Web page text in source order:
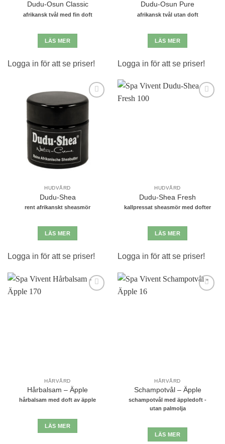
Dudu-Osun Classic
afrikansk tvål med fin doft
LÄS MER
Logga in för att se priser!
Dudu-Osun Pure
afrikansk tvål utan doft
LÄS MER
Logga in för att se priser!
Lägg till i
HUDVÅRD
Dudu-Shea
rent afrikanskt sheasmör
LÄS MER
Logga in för att se priser!
HUDVÅRD
Dudu-Shea Fresh
kallpressat sheasmör med dofter
LÄS MER
Logga in för att se priser!
HÅRVÅRD
Hårbalsam – Äpple
hårbalsam med doft av äpple
LÄS MER
HÅRVÅRD
Schampotvål – Äpple
schampotvål med äppledoft -
utan palmolja
LÄS MER